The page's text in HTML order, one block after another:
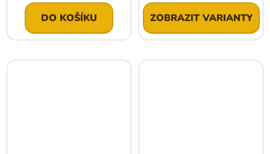
DO KOŠÍKU ZOBRAZIT VARIANTY